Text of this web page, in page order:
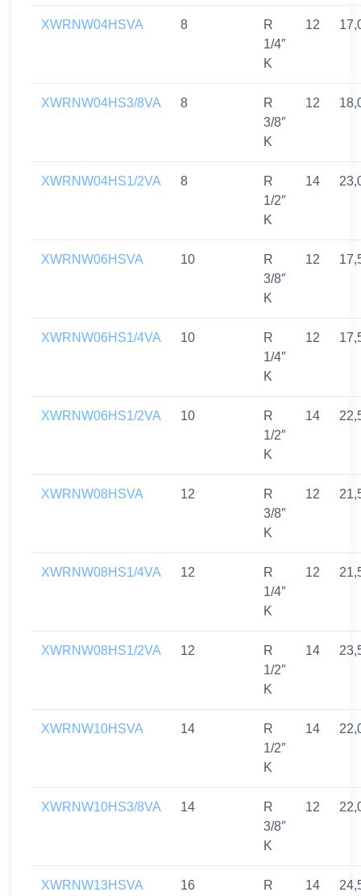
XWRNW04HSVA 8
R
1/4″
K
12
XWRNW04HS3/8VA 8
R
3/8″
K
12
XWRNW04HS1/2VA 8
R
1/2″
K
14
XWRNW06HSVA 10
R
3/8″
K
12
XWRNW06HS1/4VA 10
R
1/4″
K
12
XWRNW06HS1/2VA 10
R
1/2″
K
14
XWRNW08HSVA 12
R
3/8″
K
12
XWRNW08HS1/4VA 12
R
1/4″
K
12
XWRNW08HS1/2VA 12
R
1/2″
K
14
XWRNW10HSVA 14
R
1/2″
K
14
XWRNW10HS3/8VA 14
R
3/8″
K
12
XWRNW13HSVA 16
R
14